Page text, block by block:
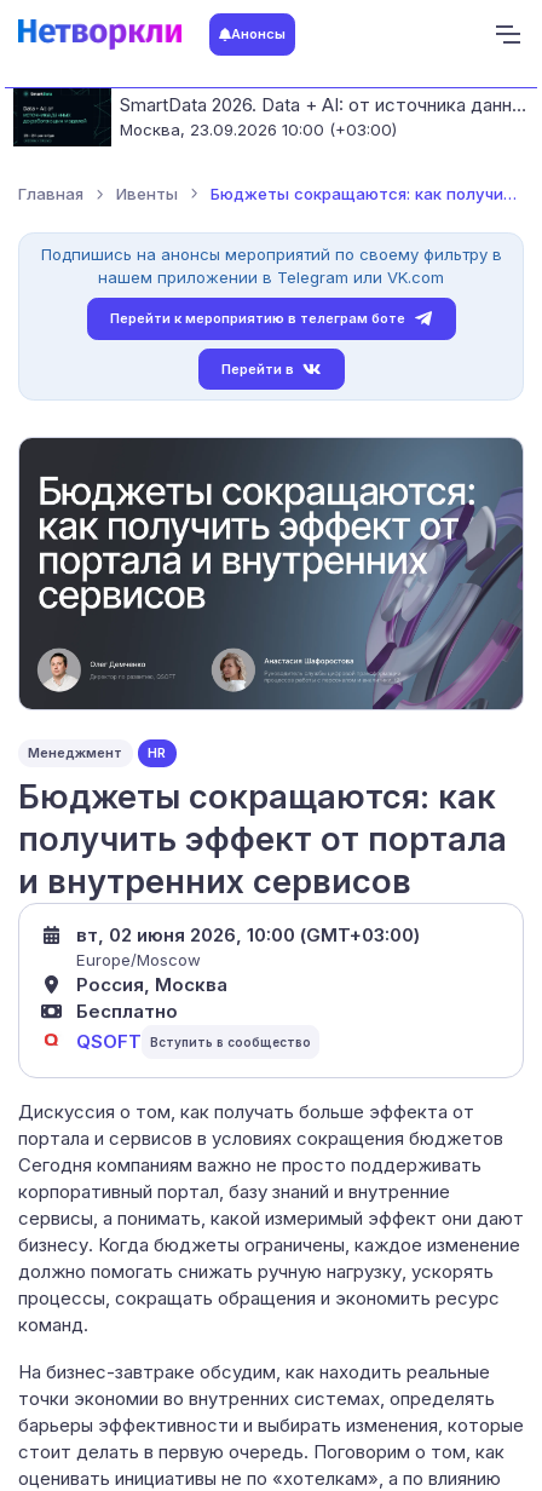
Анонсы
SmartData 2026. Data + AI: от источника данных до работающих моделей
Москва, 23.09.2026 10:00 (+03:00)
Главная Ивенты Бюджеты сокращаются: как получить эффект от портала и внутрен...
Подпишись на анонсы мероприятий по своему фильтру в
нашем приложении в Telegram или VK.com
Перейти к мероприятию в телеграм боте
Перейти в
Менеджмент HR
Бюджеты сокращаются: как
получить эффект от портала
и внутренних сервисов
Дискуссия о том, как получать больше эффекта от
портала и сервисов в условиях сокращения бюджетов
Сегодня компаниям важно не просто поддерживать
корпоративный портал, базу знаний и внутренние
сервисы, а понимать, какой измеримый эффект они дают
бизнесу. Когда бюджеты ограничены, каждое изменение
должно помогать снижать ручную нагрузку, ускорять
процессы, сокращать обращения и экономить ресурс
команд.
На бизнес-завтраке обсудим, как находить реальные
точки экономии во внутренних системах, определять
барьеры эффективности и выбирать изменения, которые
стоит делать в первую очередь. Поговорим о том, как
оценивать инициативы не по «хотелкам», а по влиянию
вт, 02 июня 2026, 10:00 (GMT+03:00)
Europe/Moscow
Россия, Москва
Бесплатно
QSOFT